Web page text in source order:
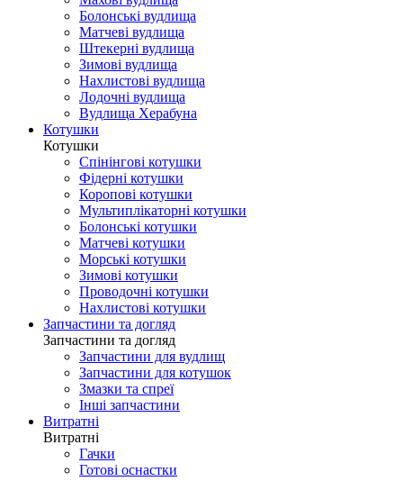
Болонські вудлища
Матчеві вудлища
Штекерні вудлища
Зимові вудлища
Нахлистові вудлища
Лодочні вудлища
Вудлища Херабуна
Котушки
Котушки
Спінінгові котушки
Фідерні котушки
Коропові котушки
Мультиплікаторні котушки
Болонські котушки
Матчеві котушки
Морські котушки
Зимові котушки
Проводочні котушки
Нахлистові котушки
Запчастини та догляд
Запчастини та догляд
Запчастини для вудлищ
Запчастини для котушок
Змазки та спреї
Інші запчастини
Витратні
Витратні
Гачки
Готові оснастки